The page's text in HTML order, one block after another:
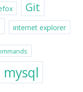
Git
internet explorer
mysql